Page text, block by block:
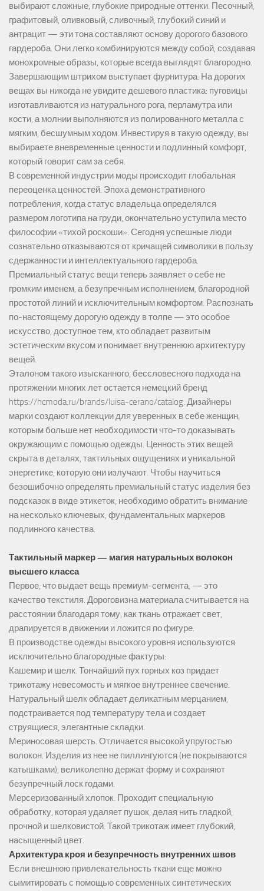
выбирают сложные, глубокие природные оттенки. Песочный,
графитовый, оливковый, сливочный, глубокий синий и
антрацит — эти тона составляют основу дорогого базового
гардероба. Они легко комбинируются между собой, создавая
монохромные образы, которые всегда выглядят благородно.
Завершающим штрихом выступает фурнитура. На дорогих
вещах вы никогда не увидите дешевого пластика: пуговицы
изготавливаются из натурального рога, перламутра или
кости, а молнии выполняются из полированного металла с
мягким, бесшумным ходом. Инвестируя в такую одежду, вы
выбираете вневременные ценности и подлинный комфорт,
который говорит сам за себя.
В современной индустрии моды происходит глобальная
переоценка ценностей. Эпоха демонстративного
потребления, когда статус владельца определялся
размером логотипа на груди, окончательно уступила место
философии «тихой роскоши». Сегодня успешные люди
сознательно отказываются от кричащей символики в пользу
сдержанности и интеллектуального гардероба.
Премиальный статус вещи теперь заявляет о себе не
громким именем, а безупречным исполнением, благородной
простотой линий и исключительным комфортом. Распознать
по-настоящему дорогую одежду в толпе — это особое
искусство, доступное тем, кто обладает развитым
эстетическим вкусом и понимает внутреннюю архитектуру
вещей.
Эталоном такого изысканного, бессловесного подхода на
протяжении многих лет остается немецкий бренд
https://hcmoda.ru/brands/luisa-cerano/catalog. Дизайнеры
марки создают коллекции для уверенных в себе женщин,
которым больше нет необходимости что-то доказывать
окружающим с помощью одежды. Ценность этих вещей
скрыта в деталях, тактильных ощущениях и уникальной
энергетике, которую они излучают. Чтобы научиться
безошибочно определять премиальный статус изделия без
подсказок в виде этикеток, необходимо обратить внимание
на несколько ключевых, фундаментальных маркеров
подлинного качества.
Тактильный маркер — магия натуральных волокон
высшего класса
Первое, что выдает вещь премиум-сегмента, — это
качество текстиля. Дороговизна материала считывается на
расстоянии благодаря тому, как ткань отражает свет,
драпируется в движении и ложится по фигуре.
В производстве одежды высокого уровня используются
исключительно благородные фактуры:
Кашемир и шелк. Тончайший пух горных коз придает
трикотажу невесомость и мягкое внутреннее свечение.
Натуральный шелк обладает деликатным мерцанием,
подстраивается под температуру тела и создает
струящиеся, элегантные складки.
Мериносовая шерсть. Отличается высокой упругостью
волокон. Изделия из нее не пиллингуются (не покрываются
катышками), великолепно держат форму и сохраняют
безупречный лоск годами.
Мерсеризованный хлопок. Проходит специальную
обработку, которая удаляет пушок, делая нить гладкой,
прочной и шелковистой. Такой трикотаж имеет глубокий,
насыщенный цвет.
Архитектура кроя и безупречность внутренних швов
Если внешнюю привлекательность ткани еще можно
сымитировать с помощью современных синтетических